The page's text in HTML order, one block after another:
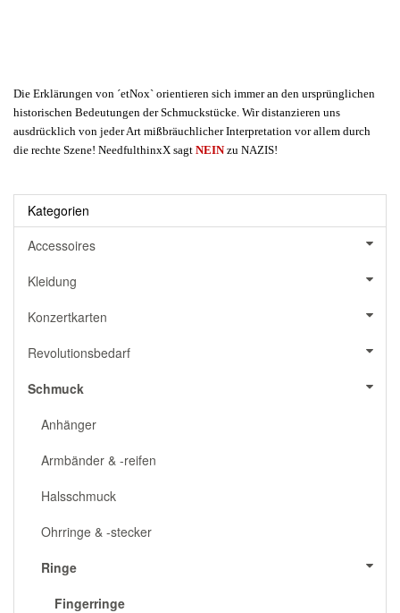
Die Erklärungen von ´etNox` orientieren sich immer an den ursprünglichen
historischen Bedeutungen der Schmuckstücke. Wir distanzieren uns
ausdrücklich von jeder Art mißbräuchlicher Interpretation vor allem durch
die rechte Szene! NeedfulthinxX sagt NEINzu NAZIS!
Kategorien
Accessoires
Kleidung
Konzertkarten
Revolutionsbedarf
Schmuck
Anhänger
Armbänder & -reifen
Halsschmuck
Ohrringe & -stecker
Ringe
Fingerringe